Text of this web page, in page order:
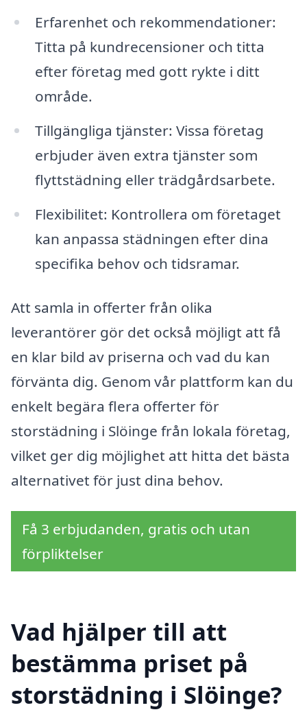
Erfarenhet och rekommendationer:
Titta på kundrecensioner och titta
efter företag med gott rykte i ditt
område.
Tillgängliga tjänster: Vissa företag
erbjuder även extra tjänster som
flyttstädning eller trädgårdsarbete.
Flexibilitet: Kontrollera om företaget
kan anpassa städningen efter dina
specifika behov och tidsramar.
Att samla in offerter från olika
leverantörer gör det också möjligt att få
en klar bild av priserna och vad du kan
förvänta dig. Genom vår plattform kan du
enkelt begära flera offerter för
storstädning i Slöinge från lokala företag,
vilket ger dig möjlighet att hitta det bästa
alternativet för just dina behov.
Få 3 erbjudanden, gratis och utan
förpliktelser
Vad hjälper till att
bestämma priset på
storstädning i Slöinge?